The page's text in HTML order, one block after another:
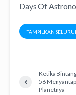
Days Of
TAMPILKAN
Ketika
56
Planetnya